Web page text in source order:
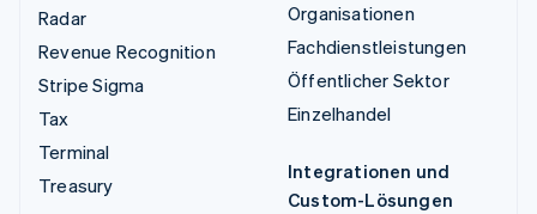
Radar
Revenue Recognition
Stripe Sigma
Tax
Terminal
Treasury
Organisationen
Fachdienstleistungen
Öffentlicher Sektor
Einzelhandel
Integrationen und
Custom-Lösungen